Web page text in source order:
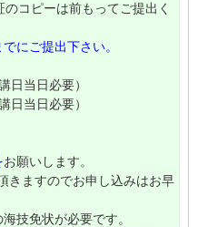
前もってご提出く
にご提出下さい。
当日必要）
当日必要）
お願いします。
ますのでお申し込みはお早
海技免状が必要です。